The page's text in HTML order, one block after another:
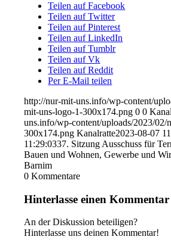
Teilen auf Facebook
Teilen auf Twitter
Teilen auf Pinterest
Teilen auf LinkedIn
Teilen auf Tumblr
Teilen auf Vk
Teilen auf Reddit
Per E-Mail teilen
http://nur-mit-uns.info/wp-content/
mit-uns-logo-1-300x174.png 0 0
uns.info/wp-content/uploads/2023/02/
300x174.png Kanalratte2023-08-07
11:29:0337. Sitzung Ausschuss für
Bauen und Wohnen, Gewerbe und
Barnim
0 Kommentare
Hinterlasse einen Kommentar
An der Diskussion beteiligen?
Hinterlasse uns deinen Kommentar!